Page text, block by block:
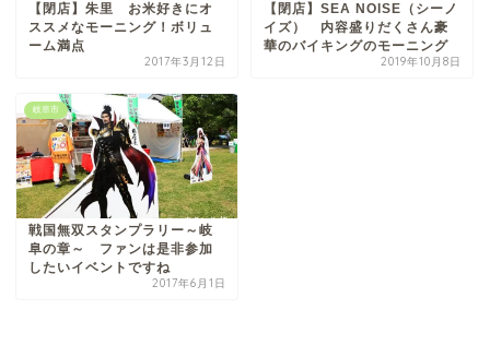
【閉店】朱里 お米好きにオ
ススメなモーニング！ボリュ
ーム満点
2017年3月12日
【閉店】SEA NOISE（シーノ
イズ） 内容盛りだくさん豪
華のバイキングのモーニング
2019年10月8日
岐阜市
戦国無双スタンプラリー～岐
阜の章～ ファンは是非参加
したいイベントですね
2017年6月1日